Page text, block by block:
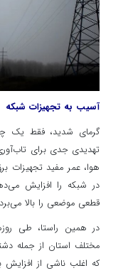
آسیب به تجهیزات شبکه
گرمای شدید، فقط یک
تهدیدی جدی برای
هوا، عمر مفید تجهیزات
در شبکه را افزایش
قطعی موضعی را بالا
در همین راستا، طی
مختلف استان از جمله
که اغلب ناشی از افزایش